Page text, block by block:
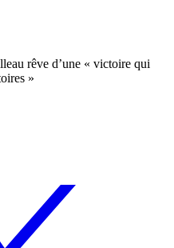
rêve d’une « victoire qui
»